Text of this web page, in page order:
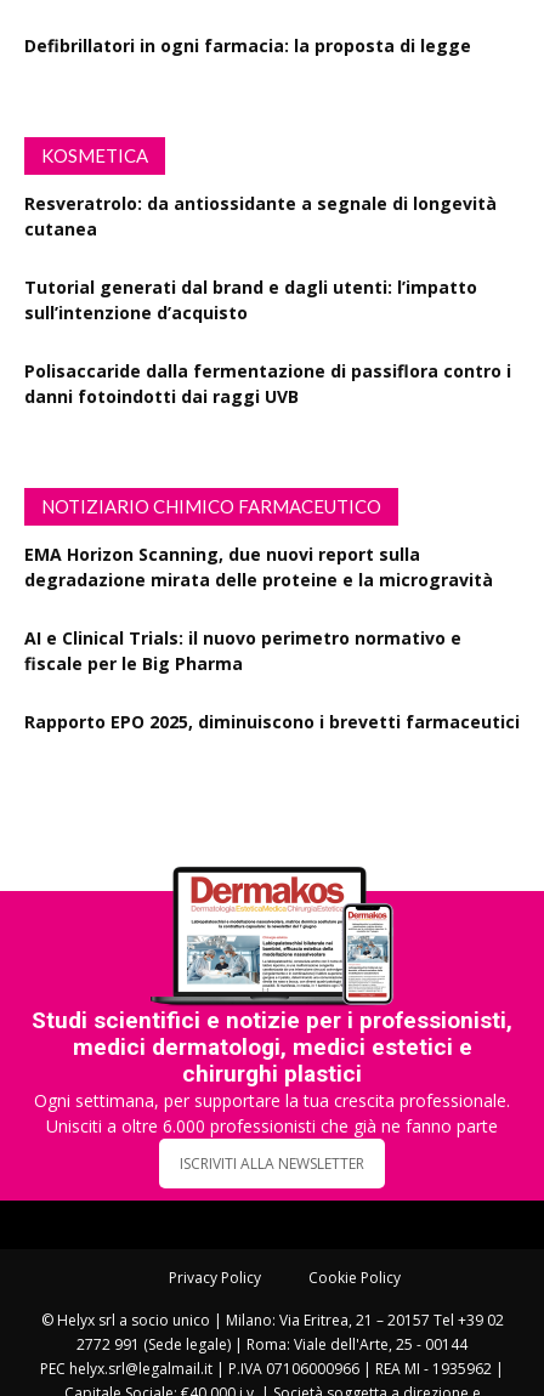
Defibrillatori in ogni farmacia: la proposta di legge
KOSMETICA
Resveratrolo: da antiossidante a segnale di longevità
cutanea
Tutorial generati dal brand e dagli utenti: l’impatto
sull’intenzione d’acquisto
Polisaccaride dalla fermentazione di passiflora contro i
danni fotoindotti dai raggi UVB
NOTIZIARIO CHIMICO FARMACEUTICO
EMA Horizon Scanning, due nuovi report sulla
degradazione mirata delle proteine e la microgravità
AI e Clinical Trials: il nuovo perimetro normativo e
fiscale per le Big Pharma
Rapporto EPO 2025, diminuiscono i brevetti farmaceutici
Studi scientifici e notizie per i professionisti,
medici dermatologi, medici estetici e
chirurghi plastici
Ogni settimana, per supportare la tua crescita professionale.
Unisciti a oltre 6.000 professionisti che già ne fanno parte
ISCRIVITI ALLA NEWSLETTER
Privacy Policy Cookie Policy
© Helyx srl a socio unico | Milano: Via Eritrea, 21 – 20157 Tel +39 02
2772 991 (Sede legale) | Roma: Viale dell'Arte, 25 - 00144
PEC helyx.srl@legalmail.it | P.IVA 07106000966 | REA MI - 1935962 |